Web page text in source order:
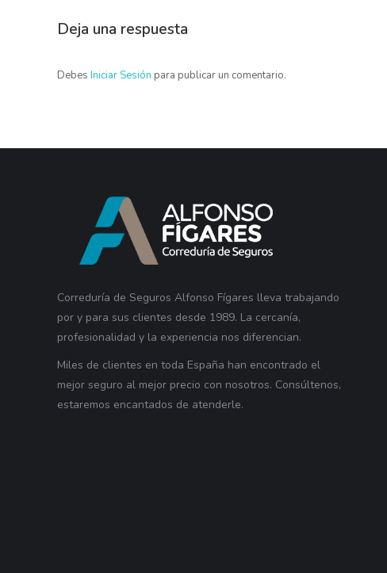
Deja una respuesta
Debes Iniciar Sesión para publicar un comentario.
Correduría de Seguros Alfonso Fígares lleva trabajando
por y para sus clientes desde 1989. La cercanía,
profesionalidad y la experiencia nos diferencian.
Miles de clientes en toda España han encontrado el
mejor seguro al mejor precio con nosotros. Consúltenos,
estaremos encantados de atenderle.